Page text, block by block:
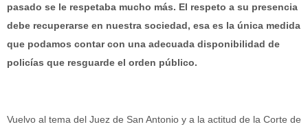
pasado se le respetaba mucho más. El respeto a su presencia
debe recuperarse en nuestra sociedad, esa es la única medida
que podamos contar con una adecuada disponibilidad de
policías que resguarde el orden público.
Vuelvo al tema del Juez de San Antonio y a la actitud de la Corte de